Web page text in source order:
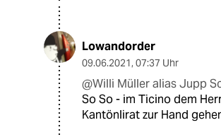
Lowandorder
09.06.2021, 07:37 Uhr
@Willi Müller alias Jupp
So So - im Ticino dem
Kantönlirat zur Hand